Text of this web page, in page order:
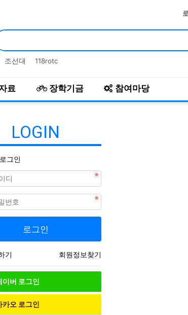
인기검색어
조선대 118rotc
료 장학기금 참여마당
LOGIN
그인
수
로그인
기 회원정보찾기
이버 로그인
카오 로그인